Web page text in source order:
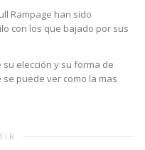
Rampage han sido
con los que bajado por sus
elección y su forma de
puede ver como la mas